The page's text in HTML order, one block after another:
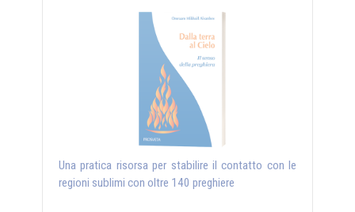
Una pratica risorsa per stabilire il contatto con le
regioni sublimi con oltre 140 preghiere